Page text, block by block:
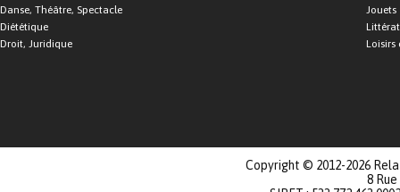
Danse, Théâtre, Spectacle
Diététique
Droit, Juridique
Jouets
Loisirs
Copyright © 2012-2026
8